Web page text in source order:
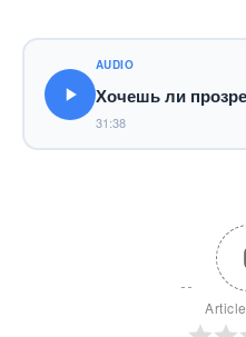
AUDIO
Хочешь ли
31:38